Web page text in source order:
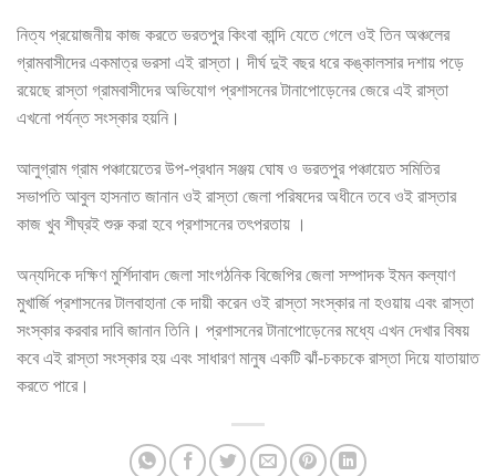
নিত্য প্রয়োজনীয় কাজ করতে ভরতপুর কিংবা কান্দি যেতে গেলে ওই তিন অঞ্চলের
গ্রামবাসীদের একমাত্র ভরসা এই রাস্তা। দীর্ঘ দুই বছর ধরে কঙ্কালসার দশায় পড়ে
রয়েছে রাস্তা গ্রামবাসীদের অভিযোগ প্রশাসনের টানাপোড়েনের জেরে এই রাস্তা
এখনো পর্যন্ত সংস্কার হয়নি।
আলুগ্রাম গ্রাম পঞ্চায়েতের উপ-প্রধান সঞ্জয় ঘোষ ও ভরতপুর পঞ্চায়েত সমিতির
সভাপতি আবুল হাসনাত জানান ওই রাস্তা জেলা পরিষদের অধীনে তবে ওই রাস্তার
কাজ খুব শীঘ্রই শুরু করা হবে প্রশাসনের তৎপরতায় ।
অন্যদিকে দক্ষিণ মুর্শিদাবাদ জেলা সাংগঠনিক বিজেপির জেলা সম্পাদক ইমন কল্যাণ
মুখার্জি প্রশাসনের টালবাহানা কে দায়ী করেন ওই রাস্তা সংস্কার না হওয়ায় এবং রাস্তা
সংস্কার করবার দাবি জানান তিনি। প্রশাসনের টানাপোড়েনের মধ্যে এখন দেখার বিষয়
কবে এই রাস্তা সংস্কার হয় এবং সাধারণ মানুষ একটি ঝাঁ-চকচকে রাস্তা দিয়ে যাতায়াত
করতে পারে।